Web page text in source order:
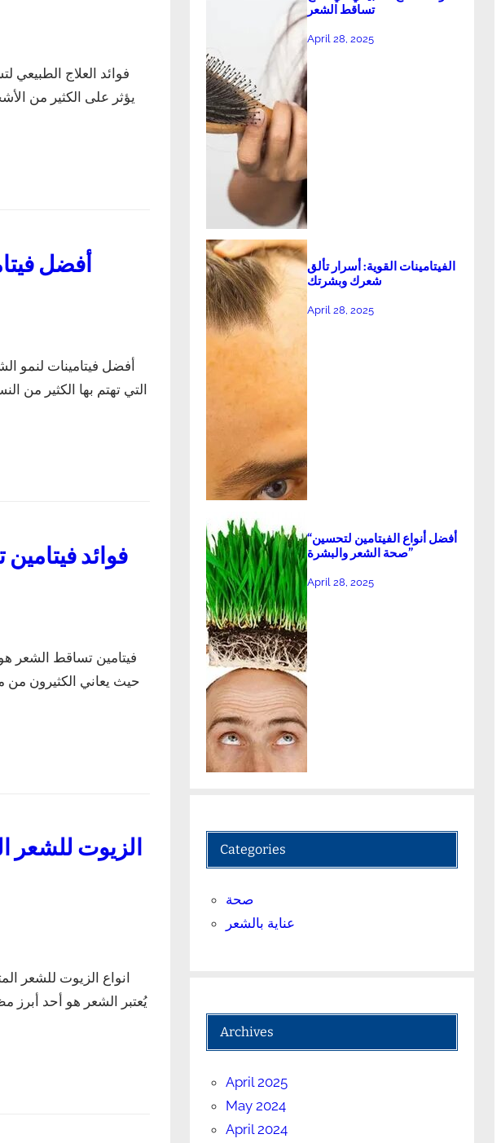
فوائد العلاج
يؤثر على الكثير من
أفضل
أفضل فيتامينات لنمو
التي تهتم بها الكثير من
فوائد
فيتامين تساقط الشعر
حيث يعاني الكثيرون
الزيوت للشعر
انواع الزيوت للشعر
يُعتبر الشعر هو أحد أبرز
تساقط الشعر
April 28, 2025
الفيتامينات القوية: أسرار تألق
شعرك وبشرتك
April 28, 2025
“أفضل أنواع الفيتامين لتحسين
صحة الشعر والبشرة”
April 28, 2025
Categories
صحة
عناية بالشعر
Archives
April 2025
May 2024
April 2024